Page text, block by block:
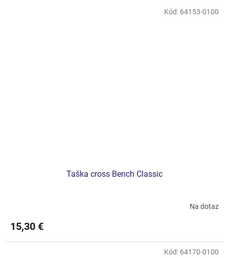
Taška cross Bench Classic
Na dotaz
15,30 €
Kód: 64153-0100
Kód: 64170-0100